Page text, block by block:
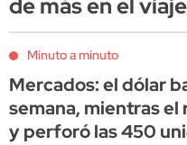
de más en el viaje
Minuto a minuto
Mercados: el dólar
semana, mientras
y perforó las 450